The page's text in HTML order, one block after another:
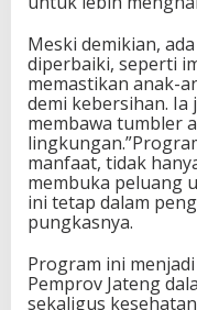
Meski demikian,
diperbaiki, seperti
memastikan anak-
demi kebersihan.
membawa tumbler
manfaat, tidak
membuka peluang
ini tetap dalam
pungkasnya.
Program ini
Pemprov Jateng
sekaligus